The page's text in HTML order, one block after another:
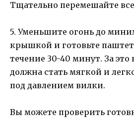
Тщательно перемешайте
5. Уменьшите огонь до
крышкой и готовьте паштет
течение 30-40 минут. За это
должна стать мягкой и
под давлением вилки.
Вы можете проверить